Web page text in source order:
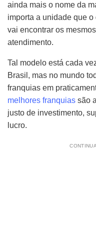
ainda mais o nome da
importa a unidade que
vai encontrar os
atendimento.
Tal modelo está cada
Brasil, mas no mundo
franquias em
melhores franquias são
justo de investimento,
lucro.